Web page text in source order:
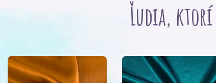
Ľudia,